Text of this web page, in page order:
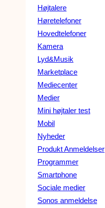
Højtalere
Høretelefoner
Hovedtelefoner
Kamera
Lyd&Musik
Marketplace
Mediecenter
Medier
Mini højtaler test
Mobil
Nyheder
Produkt Anmeldelser
Programmer
Smartphone
Sociale medier
Sonos anmeldelse